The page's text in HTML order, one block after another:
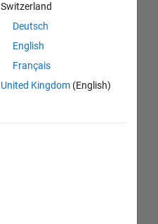
Switzerland
Deutsch
English
Français
United Kingdom(English)